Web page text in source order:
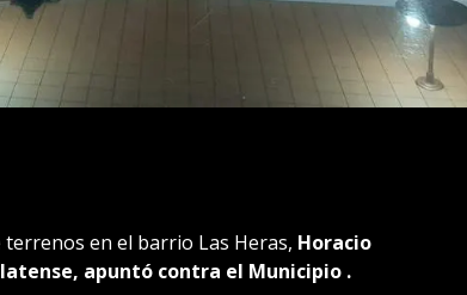
en el barrio Las Heras, Horacio
apuntó contra el Municipio .